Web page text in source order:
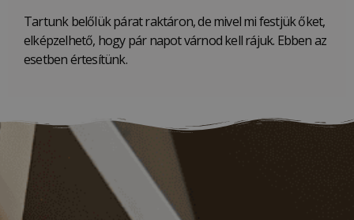
Tartunk belőlük párat raktáron, de mivel mi festjük őket,
elképzelhető, hogy pár napot várnod kell rájuk. Ebben az
esetben értesítünk.